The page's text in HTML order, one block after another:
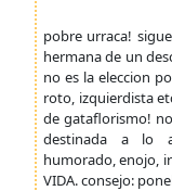
pobre urraca!
hermana de un
no es la eleccion
roto, izquierdista
de gataflorismo!
destinada a lo
humorado, enojo,
VIDA. consejo: